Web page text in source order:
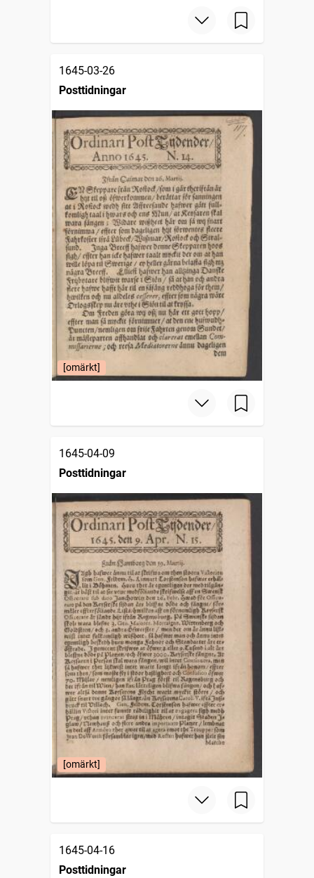
1645-03-26
Posttidningar
[omärkt]
1645-04-09
Posttidningar
[omärkt]
1645-04-16
Posttidningar